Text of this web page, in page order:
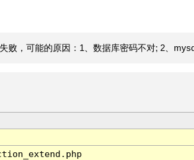
败，可能的原因：1、数据库密码不对; 2、